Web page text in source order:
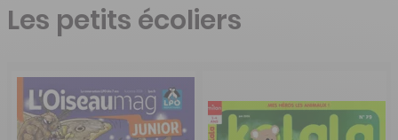
Les petits écoliers